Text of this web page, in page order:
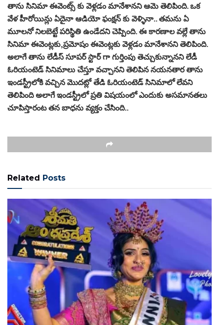
తాను సినిమా ఈవెంట్స్ కు వెళ్లడం మానేశానని ఆమె తెలిపింది. ఒక
వేళ హీరోయిన్లు ఏదైనా ఆడియో ఫంక్షన్ కు వెళ్ళినా.. తమను ఏ
మూలనో నిలబెట్టే పరిస్థితి ఉండేదని చెప్పింది. ఈ కారణాల వల్లే తాను
సినిమా ఈవెంట్లకు,ప్రమోషం ఈవెంట్లకు వెళ్లడం మానేశానని తెలిపింది.
అలాగే తాను లేడీస్ సూపర్ స్టార్ గా గుర్తింపు తెచ్చుకున్నానని లేడీ
ఓరియంటెడ్ సినిమాలు చేస్తూ వచ్చానని తెలిపిన నయనతార తాను
ఇండస్ట్రీలోకి వచ్చిన మొదట్లో తేడి ఓరియంటెడ్ సినిమాలో లేవని
తెలిపింది అలాగే ఇండస్ట్రీలో ప్రతి విషయంలో ఎందుకు అసమానతలు
చూపిస్తారంట తన బాధను వ్యక్తం చేసింది..
Related Posts